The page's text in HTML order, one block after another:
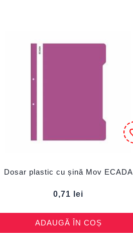
Dosar plastic cu șină Mov ECADA
0,71 lei
ADAUGĂ ÎN COȘ